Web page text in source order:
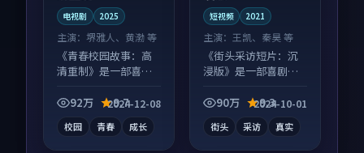
电视剧 2025
主演： 堺雅人、黄渤 等
《青春校园故事：高
清重制》是一部喜剧
彩蛋别错过，字幕区
92万 9.7
2024-12-08
校园 青春 成长
短视频 2021
主演： 王凯、秦昊 等
《街头采访短片：沉
浸版》是一部喜剧向
系层层推进，尾声常
90万 9.3
2024-10-01
街头 采访 真实